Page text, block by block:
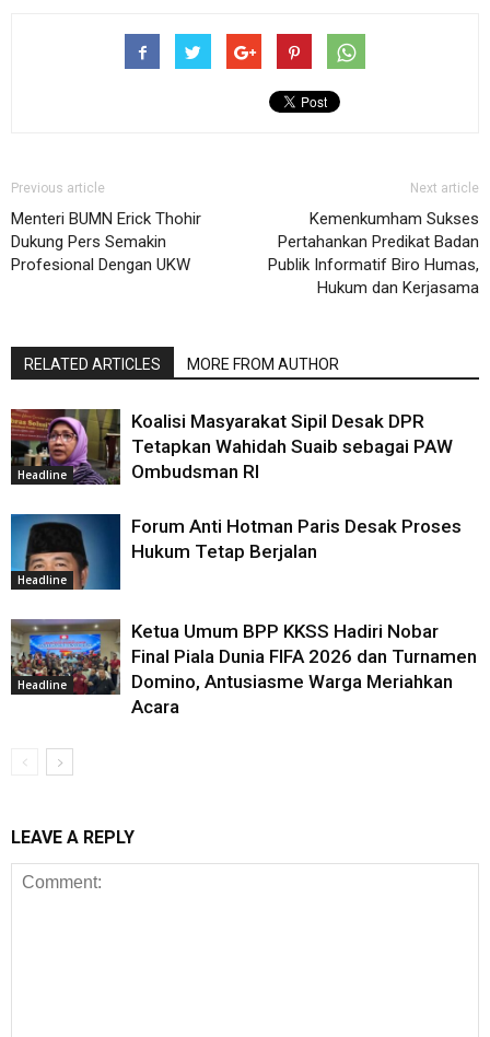
Previous article
Menteri BUMN Erick Thohir
Dukung Pers Semakin
Profesional Dengan UKW
Next article
Kemenkumham Sukses
Pertahankan Predikat Badan
Publik Informatif Biro Humas,
Hukum dan Kerjasama
RELATED ARTICLES MORE FROM AUTHOR
Headline
Koalisi Masyarakat Sipil Desak DPR
Tetapkan Wahidah Suaib sebagai PAW
Ombudsman RI
Headline
Forum Anti Hotman Paris Desak Proses
Hukum Tetap Berjalan
Headline
Ketua Umum BPP KKSS Hadiri Nobar
Final Piala Dunia FIFA 2026 dan Turnamen
Domino, Antusiasme Warga Meriahkan
Acara
LEAVE A REPLY